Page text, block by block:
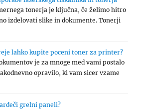
tonerja je ključna, če želimo hitro
izdelovati slike in dokumente. Tonerji
lahko kupite poceni toner za printer?
je za mnoge med vami postalo
opravilo, ki vam sicer vzame
grelni paneli?